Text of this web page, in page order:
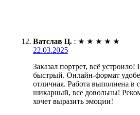
Ватслав Ц. : ★ ★ ★ ★ ★
22.03.2025
Заказал портрет, всё устроило!
быстрый. Онлайн-формат
отличная. Работа выполнена в
шикарный, все довольны!
хочет выразить эмоции!